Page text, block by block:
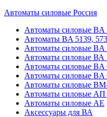
Автоматы силовые Россия
Автоматы силовые BA
Автоматы BA 5139,
Автоматы силовые BA
Автоматы силовые ВА
Автоматы силовые BA
Автоматы силовые BA
Автоматы силовые
Автоматы силовые АП
Автоматы силовые АЕ
Аксессуары для ВА